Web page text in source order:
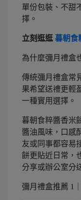
單份包裝、不甜
擇。
立刻逛逛 暮朝食
為什麼彌月禮盒
傳統彌月禮盒常
果希望送禮更輕
一種實用選擇。
暮朝食粹醬香米
醬油風味，口感
友或同事都容易
餅更貼近日常，
分享或辦公室分
彌月禮盒推薦 1